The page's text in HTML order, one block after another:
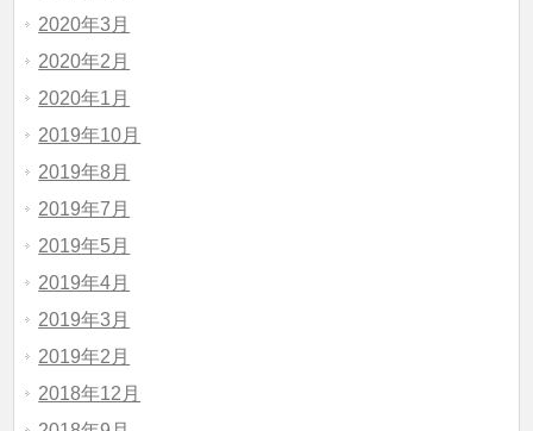
2020年3月
2020年2月
2020年1月
2019年10月
2019年8月
2019年7月
2019年5月
2019年4月
2019年3月
2019年2月
2018年12月